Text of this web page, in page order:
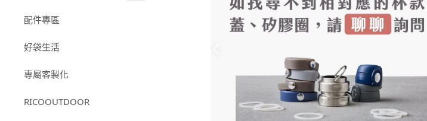
316不鏽鋼系列
小杯款系列
RICOCAFEＸ我是馬克｜聯
- RICOCAFEＸ我是馬
名款
配件專區
好袋生活
專屬客製化
RICOOUTDOOR